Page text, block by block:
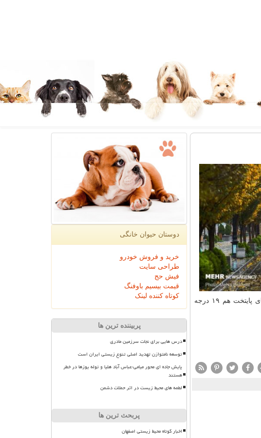
خواهد بود. آسمان تهران هم امروز صاف تا کمی ابری و در بعضی ساعات، افزایش باد پیشبینی می شود؛ پیشینه دمای پایتخت هم ۱۹ درجه
دوستان حیوان خانگی
خرید و فروش خودرو
طراحی سایت
فیش حج
قیمت بیسیم باوفنگ
کوتاه کننده لینک
پربیننده ترین ها
درس هایی برای نجات سرزمین مادری
توسعه نامتوازن تهدید اصلی تنوع زیستی ایران است
پایش جاده ای محور میامی-عباس آباد هلیا و توله یوزها در خطر
هستند
لطمه های محیط زیست در اثر حملات دشمن
پربحث ترین ها
اخبار کوتاه محیط زیستی اصفهان